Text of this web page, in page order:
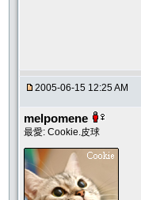
2005-06-15 12:25 AM
melpomene
最愛: Cookie.皮球